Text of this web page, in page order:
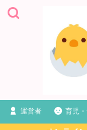
運営者 育児